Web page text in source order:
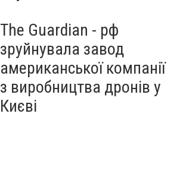
The Guardian - рф
зруйнувала завод
американської компанії
з виробництва дронів у
Києві